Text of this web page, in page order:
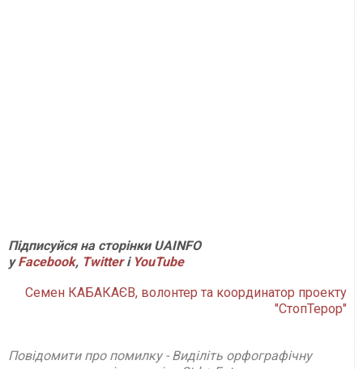
Підписуйся на сторінки UAINFO
уFacebook, Twitterі YouTube
Семен КАБАКАЄВ, волонтер та координатор проекту
"СтопТерор"
Повідомити про помилку - Виділіть орфографічну